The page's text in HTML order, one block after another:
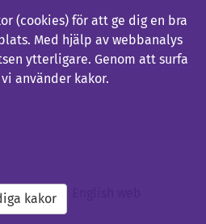
(cookies) för att ge dig en bra
Med hjälp av webbanalys
ytterligare. Genom att surfa
använder kakor.
kakor